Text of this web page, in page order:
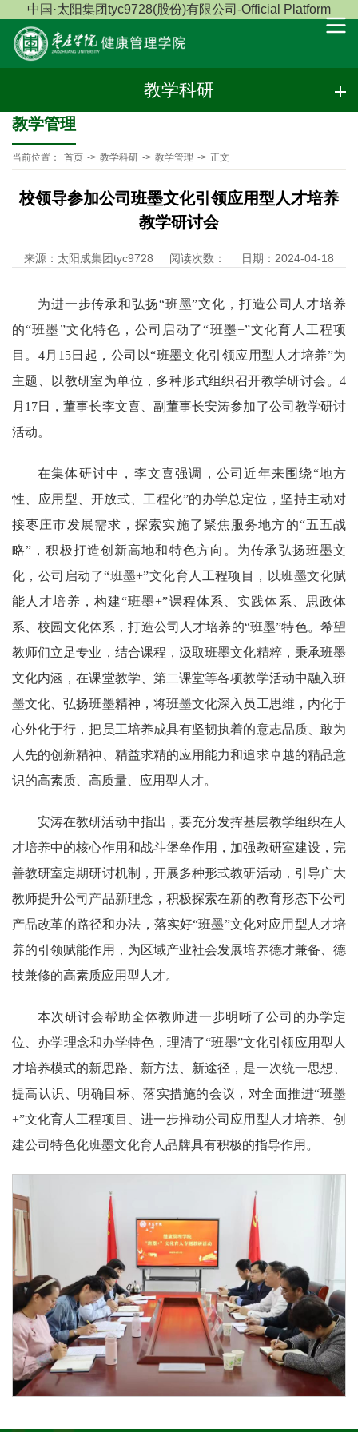
中国·太阳集团tyc9728(股份)有限公司-Official Platform
教学科研
教学管理
当前位置： 首页 -> 教学科研 -> 教学管理 -> 正文
校领导参加公司班墨文化引领应用型人才培养
教学研讨会
来源：太阳成集团tyc9728 阅读次数： 日期：2024-04-18
为进一步传承和弘扬“班墨”文化，打造公司人才培养
的“班墨”文化特色，公司启动了“班墨+”文化育人工程项
目。4月15日起，公司以“班墨文化引领应用型人才培养”为
主题、以教研室为单位，多种形式组织召开教学研讨会。4
月17日，董事长李文喜、副董事长安涛参加了公司教学研讨
活动。
在集体研讨中，李文喜强调，公司近年来围绕“地方
性、应用型、开放式、工程化”的办学总定位，坚持主动对
接枣庄市发展需求，探索实施了聚焦服务地方的“五五战
略”，积极打造创新高地和特色方向。为传承弘扬班墨文
化，公司启动了“班墨+”文化育人工程项目，以班墨文化赋
能人才培养，构建“班墨+”课程体系、实践体系、思政体
系、校园文化体系，打造公司人才培养的“班墨”特色。希望
教师们立足专业，结合课程，汲取班墨文化精粹，秉承班墨
文化内涵，在课堂教学、第二课堂等各项教学活动中融入班
墨文化、弘扬班墨精神，将班墨文化深入员工思维，内化于
心外化于行，把员工培养成具有坚韧执着的意志品质、敢为
人先的创新精神、精益求精的应用能力和追求卓越的精品意
识的高素质、高质量、应用型人才。
安涛在教研活动中指出，要充分发挥基层教学组织在人
才培养中的核心作用和战斗堡垒作用，加强教研室建设，完
善教研室定期研讨机制，开展多种形式教研活动，引导广大
教师提升公司产品新理念，积极探索在新的教育形态下公司
产品改革的路径和办法，落实好“班墨”文化对应用型人才培
养的引领赋能作用，为区域产业社会发展培养德才兼备、德
技兼修的高素质应用型人才。
本次研讨会帮助全体教师进一步明晰了公司的办学定
位、办学理念和办学特色，理清了“班墨”文化引领应用型人
才培养模式的新思路、新方法、新途径，是一次统一思想、
提高认识、明确目标、落实措施的会议，对全面推进“班墨
+”文化育人工程项目、进一步推动公司应用型人才培养、创
建公司特色化班墨文化育人品牌具有积极的指导作用。